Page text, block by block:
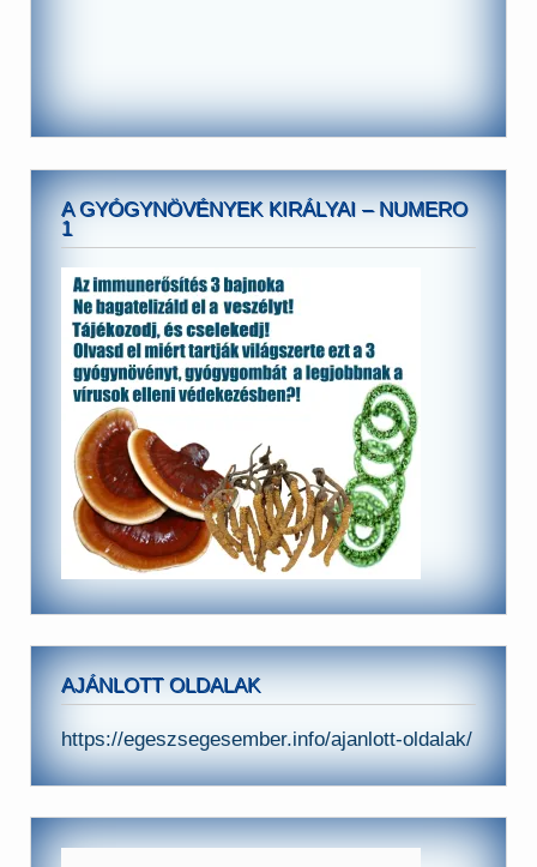
A GYÓGYNÖVÉNYEK KIRÁLYAI – NUMERO
1
AJÁNLOTT OLDALAK
https://egeszsegesember.info/ajanlott-oldalak/